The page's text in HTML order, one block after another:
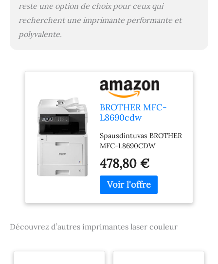
reste une option de choix pour ceux qui
recherchent une imprimante performante et
polyvalente.
BROTHER MFC-
L8690cdw
Multifonction Laser
Couleur
Spausdintuvas BROTHER
MFC-L8690CDW
478,80 €
Découvrez d’autres imprimantes laser couleur